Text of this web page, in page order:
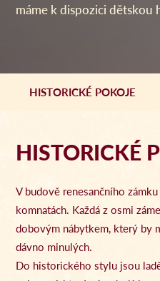
máme k dispozici dětskou
HISTORICKÉ POKOJE
HISTORICKÉ
V budově renesančního
komnatách. Každá z osmi
dobovým nábytkem, který by
dávno minulých.
Do historického stylu jsou